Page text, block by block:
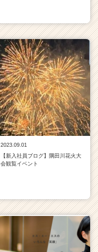
2023.09.01
【新入社員ブログ】隅田川花火大
会観覧イベント